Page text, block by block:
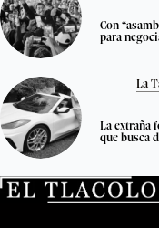
Con
para
La
La extraña
que busca